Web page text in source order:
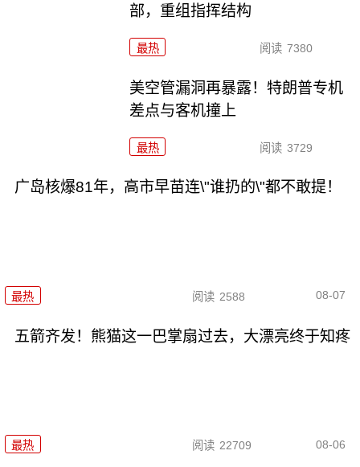
部，重组指挥结构
最热 阅读 7380
美空管漏洞再暴露！特朗普专机
差点与客机撞上
最热 阅读 3729
广岛核爆81年，高市早苗连\"谁扔的\"都不敢提！
最热 阅读 2588 08-07
五箭齐发！熊猫这一巴掌扇过去，大漂亮终于知疼
最热 阅读 22709 08-06